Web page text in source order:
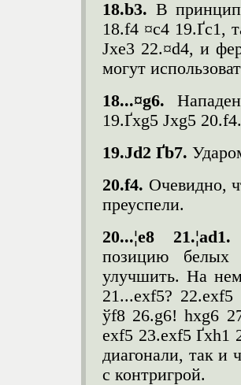
18.b3. В
18.f4 ¤c4 19.Ґc1,
Јxe3 22.¤d4, и
могут
18...¤g6.
19.Ґxg5 Јxg5 20.f4.
19.Јd2 Ґb7.
20.f4. Очевидно,
преуспели.
20...¦e8 21.¦ad
позицию
улучшить. На
21...exf5?
ўf8 26.g6! hxg6
exf5 23.exf5 Ґxh1
диагонали, так и
с контригрой.